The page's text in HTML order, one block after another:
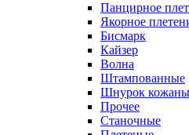
Панцирное
Якорное
Бисмарк
Кайзер
Волна
Штампованные
Шнурок
Прочее
Станочные